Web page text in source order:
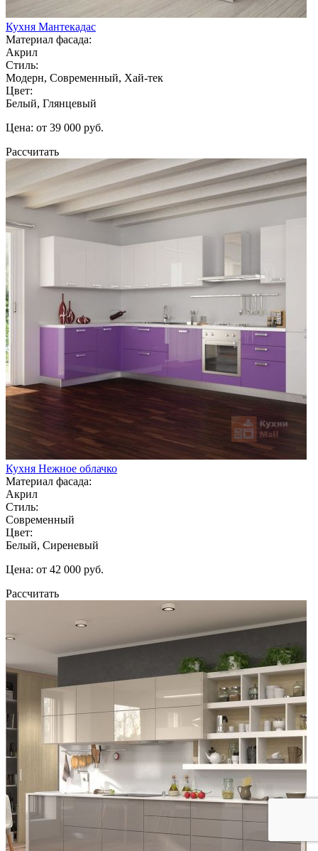
Кухня Мантекадас
Материал фасада:
Акрил
Стиль:
Модерн, Современный, Хай-тек
Цвет:
Белый, Глянцевый
Цена: от 39 000 руб.
Рассчитать
Кухня Нежное облачко
Материал фасада:
Акрил
Стиль:
Современный
Цвет:
Белый, Сиреневый
Цена: от 42 000 руб.
Рассчитать